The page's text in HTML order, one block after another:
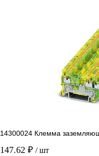
14300024 Клемма
147.62 ₽ / шт